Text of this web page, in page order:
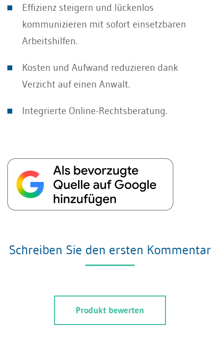
Effizienz steigern und lückenlos
kommunizieren mit sofort einsetzbaren
Arbeitshilfen.
Kosten und Aufwand reduzieren dank
Verzicht auf einen Anwalt.
Integrierte Online-Rechtsberatung.
Schreiben Sie den ersten Kommentar
Produkt bewerten